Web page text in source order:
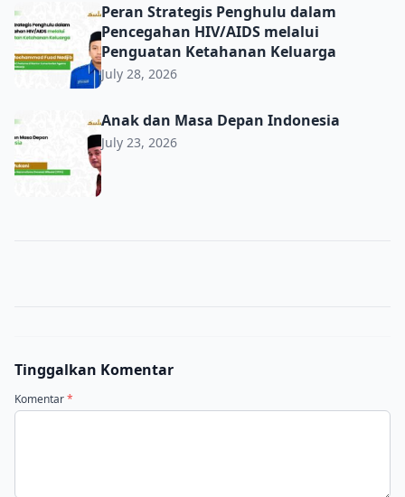
Peran Strategis Penghulu dalam Pencegahan HIV/AIDS
Peran Strategis Penghulu dalam
Pencegahan HIV/AIDS melalui
Penguatan Ketahanan Keluarga
July 28, 2026
Anak dan Masa Depan Indonesia
Anak dan Masa Depan Indonesia
July 23, 2026
Tinggalkan Komentar
Komentar*